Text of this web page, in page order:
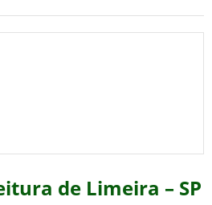
de Limeira – SP